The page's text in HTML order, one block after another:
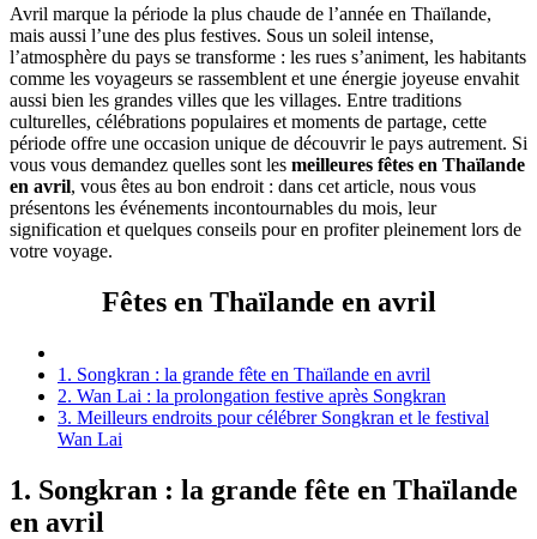
Avril marque la période la plus chaude de l’année en Thaïlande,
mais aussi l’une des plus festives. Sous un soleil intense,
l’atmosphère du pays se transforme : les rues s’animent, les habitants
comme les voyageurs se rassemblent et une énergie joyeuse envahit
aussi bien les grandes villes que les villages. Entre traditions
culturelles, célébrations populaires et moments de partage, cette
période offre une occasion unique de découvrir le pays autrement. Si
vous vous demandez quelles sont les meilleures fêtes en Thaïlande
en avril, vous êtes au bon endroit : dans cet article, nous vous
présentons les événements incontournables du mois, leur
signification et quelques conseils pour en profiter pleinement lors de
votre voyage.
Fêtes en Thaïlande en avril
1. Songkran : la grande fête en Thaïlande en avril
2. Wan Lai : la prolongation festive après Songkran
3. Meilleurs endroits pour célébrer Songkran et le festival
Wan Lai
1. Songkran : la grande fête en Thaïlande
en avril